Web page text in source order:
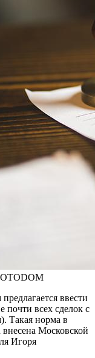
ввести
почти всех сделок с
Такая норма в
Московской
Игоря